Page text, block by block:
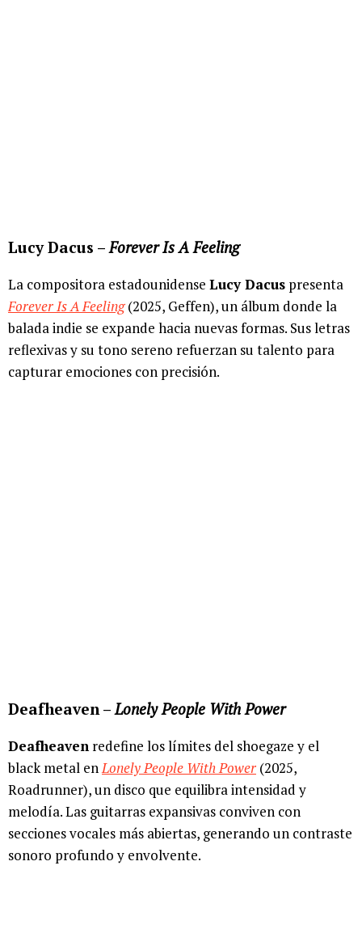
Lucy Dacus –Forever Is A Feeling
La compositora estadounidense Lucy Dacus presenta
Forever Is A Feeling(2025, Geffen), un álbum donde la
balada indie se expande hacia nuevas formas. Sus letras
reflexivas y su tono sereno refuerzan su talento para
capturar emociones con precisión.
Deafheaven –Lonely People With Power
Deafheaven redefine los límites del shoegaze y el
black metal enLonely People With Power (2025,
Roadrunner), un disco que equilibra intensidad y
melodía. Las guitarras expansivas conviven con
secciones vocales más abiertas, generando un contraste
sonoro profundo y envolvente.